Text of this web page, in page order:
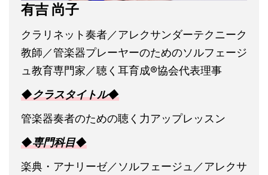
有吉 尚子
クラリネット奏者／アレクサンダーテクニーク
教師／管楽器プレーヤーのためのソルフェージ
ュ教育専門家／聴く耳育成®︎協会代表理事
◆クラスタイトル◆
管楽器奏者のための聴く力アップレッスン
◆専門科目◆
楽典・アナリーゼ／ソルフェージュ／アレクサ